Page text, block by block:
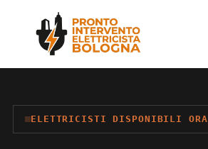
content
ELETTRICISTI DISPONIBILI ORA